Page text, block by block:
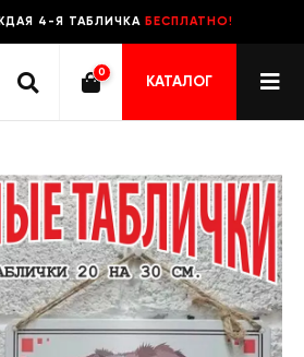
4-Я ТАБЛИЧКА БЕСПЛАТНО!
0
КАТАЛОГ